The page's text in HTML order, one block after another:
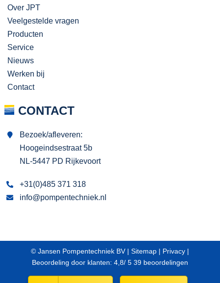
Over JPT
Veelgestelde vragen
Producten
Service
Nieuws
Werken bij
Contact
CONTACT
Bezoek/afleveren:
Hoogeindsestraat 5b
NL-5447 PD Rijkevoort
+31(0)485 371 318
info@pompentechniek.nl
© Jansen Pompentechniek BV | Sitemap | Privacy |
Beoordeling door klanten: 4,8/ 5 39 beoordelingen